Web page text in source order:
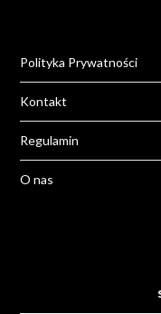
Polityka Prywatności
Kontakt
Regulamin
O nas